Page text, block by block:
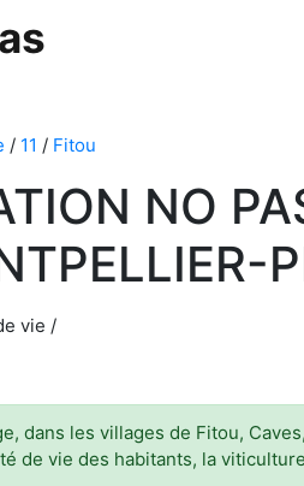
/ 11 / Fitou
NO
vie /
dans les villages de Fitou,
de vie des habitants, la